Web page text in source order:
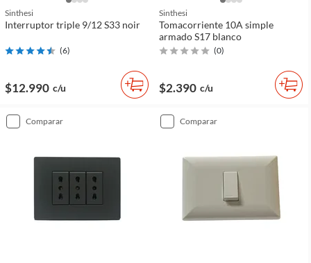
Sinthesi
Interruptor triple 9/12 S33 noir
(6)
$12.990 c/u
Sinthesi
Tomacorriente 10A simple
armado S17 blanco
(0)
$2.390 c/u
comparar comparar